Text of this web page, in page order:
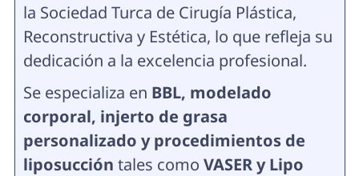
la Sociedad Turca de Cirugía Plástica,
Reconstructiva y Estética, lo que refleja su
dedicación a la excelencia profesional.
Se especializa en BBL, modelado
corporal, injerto de grasa
personalizado y procedimientos de
liposucción tales como VASER y Lipo